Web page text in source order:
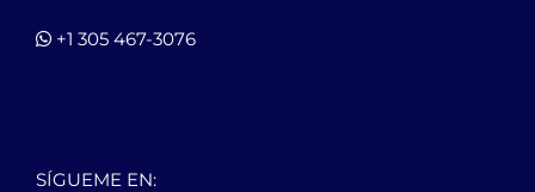
+1 305 467-3076
SÍGUEME EN: